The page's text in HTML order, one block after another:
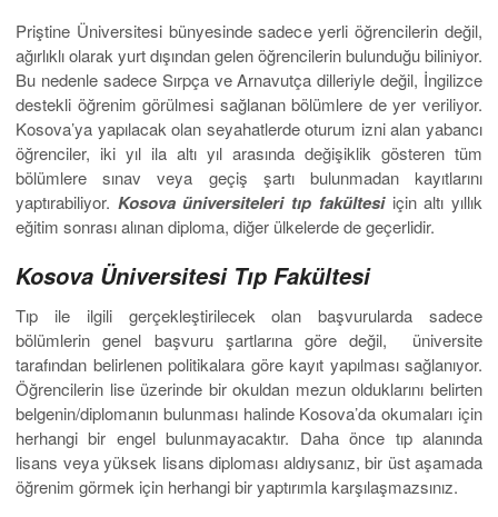
Priştine Üniversitesi bünyesinde sadece yerli öğrencilerin değil,
ağırlıklı olarak yurt dışından gelen öğrencilerin bulunduğu biliniyor.
Bu nedenle sadece Sırpça ve Arnavutça dilleriyle değil, İngilizce
destekli öğrenim görülmesi sağlanan bölümlere de yer veriliyor.
Kosova’ya yapılacak olan seyahatlerde oturum izni alan yabancı
öğrenciler, iki yıl ila altı yıl arasında değişiklik gösteren tüm
bölümlere sınav veya geçiş şartı bulunmadan kayıtlarını
yaptırabiliyor. Kosova üniversiteleri tıp fakültesiiçin altı yıllık
eğitim sonrası alınan diploma, diğer ülkelerde de geçerlidir.
Kosova Üniversitesi Tıp Fakültesi
Tıp ile ilgili gerçekleştirilecek olan başvurularda sadece
bölümlerin genel başvuru şartlarına göre değil, üniversite
tarafından belirlenen politikalara göre kayıt yapılması sağlanıyor.
Öğrencilerin lise üzerinde bir okuldan mezun olduklarını belirten
belgenin/diplomanın bulunması halinde Kosova’da okumaları için
herhangi bir engel bulunmayacaktır. Daha önce tıp alanında
lisans veya yüksek lisans diploması aldıysanız, bir üst aşamada
öğrenim görmek için herhangi bir yaptırımla karşılaşmazsınız.